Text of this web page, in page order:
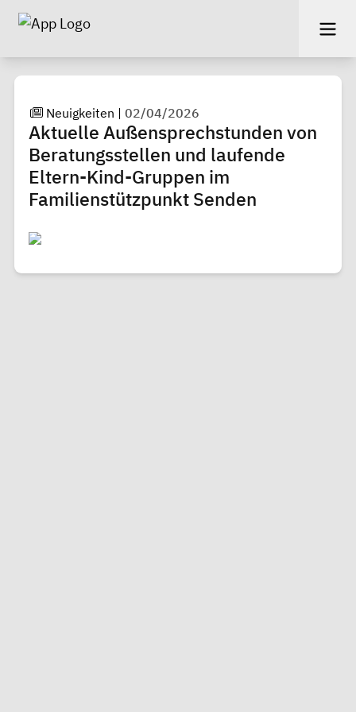
Neuigkeiten |02/04/2026
Aktuelle Außensprechstunden von
Beratungsstellen und laufende
Eltern-Kind-Gruppen im
Familienstützpunkt Senden